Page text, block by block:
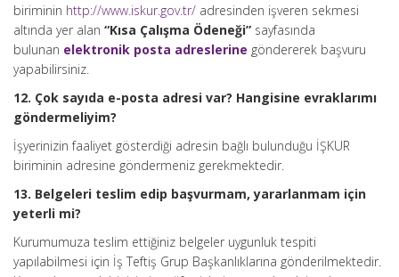
biriminin http://www.iskur.gov.tr/ adresinden işveren sekmesi
altında yer alan “Kısa Çalışma Ödeneği” sayfasında
bulunan elektronik posta adreslerine göndererek başvuru
yapabilirsiniz.
12. Çok sayıda e-posta adresi var? Hangisine evraklarımı
göndermeliyim?
İşyerinizin faaliyet gösterdiği adresin bağlı bulunduğu İŞKUR
biriminin adresine göndermeniz gerekmektedir.
13. Belgeleri teslim edip başvurmam, yararlanmam için
yeterli mi?
Kurumumuza teslim ettiğiniz belgeler uygunluk tespiti
yapılabilmesi için İş Teftiş Grup Başkanlıklarına gönderilmektedir.